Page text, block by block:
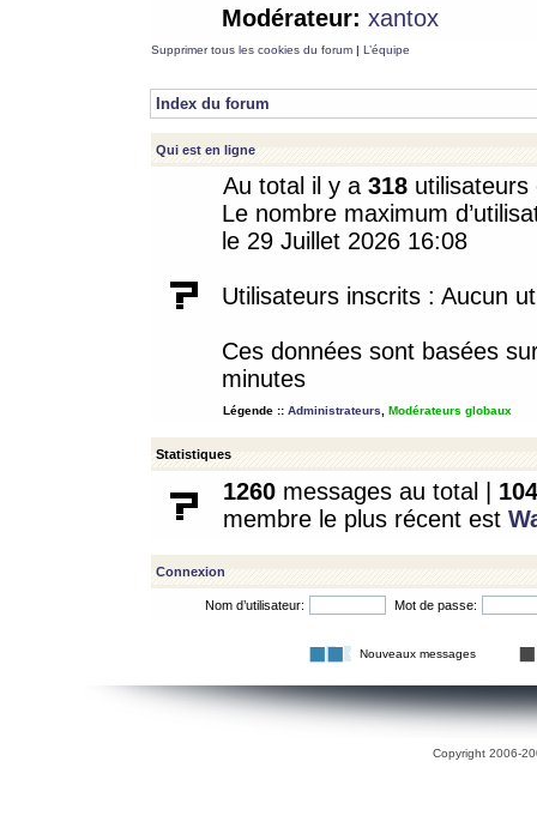
Modérateur: xantox
Supprimer tous les cookies du forum | L’équipe
Index du forum
Qui est en ligne
Au total il y a 318
Le nombre maximum
le 29 Juillet 2026 16:08
Utilisateurs inscrits : Aucun
Ces données sont basées
minutes
Légende :: Administrateurs Modérateurs globaux
Statistiques
1260 messages au total | 104
membre le plus récent est
Connexion
Nom d’utilisateur: Mot de passe:
Nouveaux messages
Copyright 2006-